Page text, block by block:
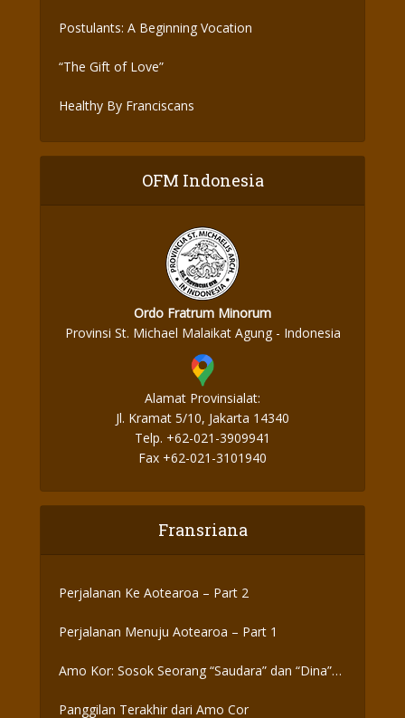
Postulants: A Beginning Vocation
“The Gift of Love”
Healthy By Franciscans
OFM Indonesia
Ordo Fratrum Minorum
Provinsi St. Michael Malaikat Agung - Indonesia
Alamat Provinsialat:
Jl. Kramat 5/10, Jakarta 14340
Telp. +62-021-3909941
Fax +62-021-3101940
Fransriana
Perjalanan Ke Aotearoa – Part 2
Perjalanan Menuju Aotearoa – Part 1
Amo Kor: Sosok Seorang “Saudara” dan “Dina”
Panggilan Terakhir dari Amo Cor